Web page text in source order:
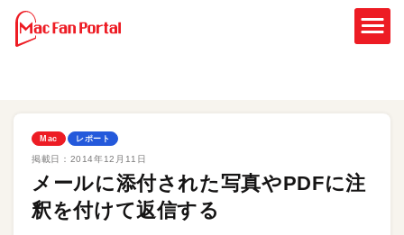
Mac レポート
掲載日： 2014年12月11日
メールに添付された写真やPDFに注
釈を付けて返信する